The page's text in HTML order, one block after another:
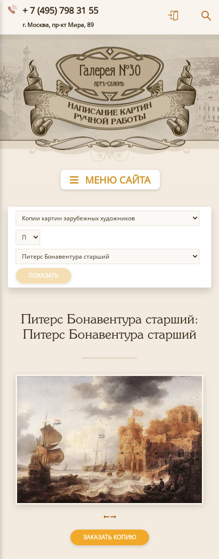
+ 7 (495) 798 31 55
г. Москва, пр-кт Мира, 89
МЕНЮ САЙТА
ПОКАЗАТЬ
Питерс Бонавентура старший:
Питерс Бонавентура старший
ЗАКАЗАТЬ КОПИЮ